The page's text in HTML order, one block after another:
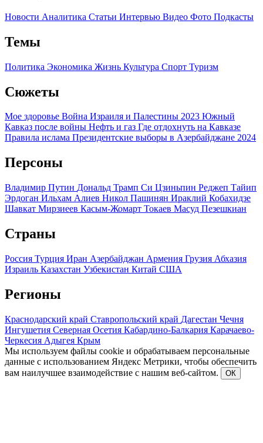
Новости Аналитика Статьи Интервью Видео Фото Подкасты
Темы
Политика Экономика Жизнь Культура Спорт Туризм
Сюжеты
Мое здоровье Война Израиля и Палестины 2023 Южный
Кавказ после войны Нефть и газ Где отдохнуть на Кавказе
Правила ислама Президентские выборы в Азербайджане 2024
Персоны
Владимир Путин Дональд Трамп Си Цзиньпин Реджеп Тайип
Эрдоган Ильхам Алиев Никол Пашинян Ираклий Кобахидзе
Шавкат Мирзиеев Касым-Жомарт Токаев Масуд Пезешкиан
Страны
Россия Турция Иран Азербайджан Армения Грузия Абхазия
Израиль Казахстан Узбекистан Китай США
Регионы
Краснодарский край Ставропольский край Дагестан Чечня
Ингушетия Северная Осетия Кабардино-Балкария Карачаево-
Черкесия Адыгея Крым
Мы используем файлы cookie и обрабатываем персональные
данные с использованием Яндекс Метрики, чтобы обеспечить
вам наилучшее взаимодействие с нашим веб-сайтом.
ОК